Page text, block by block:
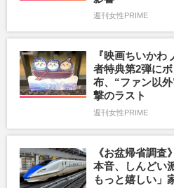
週刊女性PRIME
『映画ちいか
者特典第2弾に
布、“ファン以
撃のラスト
週刊女性PRIME
《お盆帰省調
本音、しんどい
もっと嬉しい」